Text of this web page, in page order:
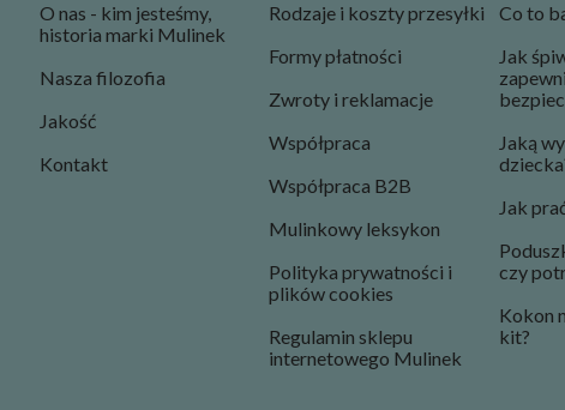
O nas - kim jesteśmy,
historia marki Mulinek
Nasza filozofia
Jakość
Kontakt
Rodzaje i koszty przesyłki
Formy płatności
Zwroty i reklamacje
Współpraca
Współpraca B2B
Mulinkowy leksykon
Polityka prywatności i
plików cookies
Regulamin sklepu
internetowego Mulinek
Co to
Jak
Jaką
Jak
czy
Kokon
kit?